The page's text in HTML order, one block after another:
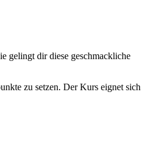
gelingt dir diese geschmackliche
zu setzen. Der Kurs eignet sich